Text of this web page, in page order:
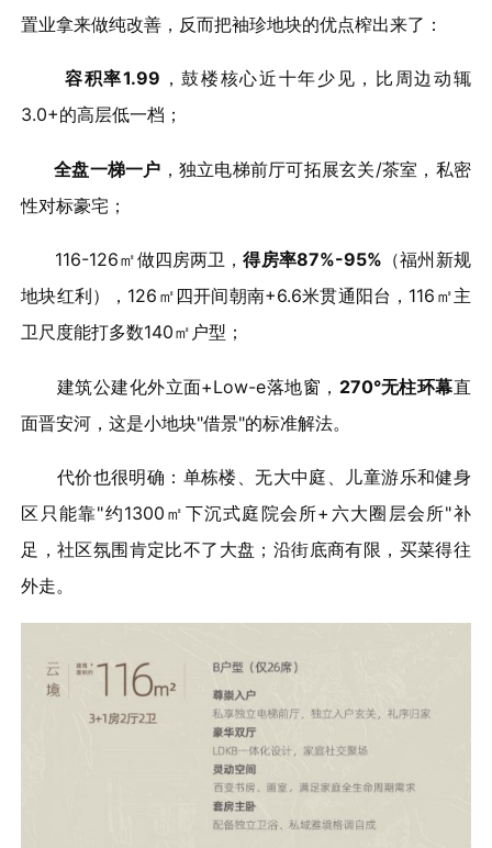
置业拿来做纯改善，反而把袖珍地块的优点榨出来了：
容积率1.99 ，鼓楼核心近十年少见，比周边动辄
3.0+的高层低一档；
全盘一梯一户 ，独立电梯前厅可拓展玄关/茶室，私密
性对标豪宅；
116-126㎡做四房两卫，得房率87%-95% （福州新规
地块红利），126㎡四开间朝南+6.6米贯通阳台，116㎡主
卫尺度能打多数140㎡户型；
建筑公建化外立面+Low-e落地窗， 270°无柱环幕直
面晋安河，这是小地块"借景"的标准解法。
代价也很明确：单栋楼、无大中庭、儿童游乐和健身
区只能靠"约1300㎡下沉式庭院会所+六大圈层会所"补
足，社区氛围肯定比不了大盘；沿街底商有限，买菜得往
外走。